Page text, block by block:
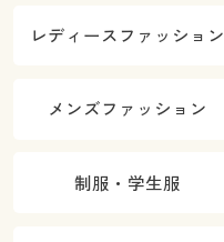
レディースファッション
メンズファッション
制服・学生服